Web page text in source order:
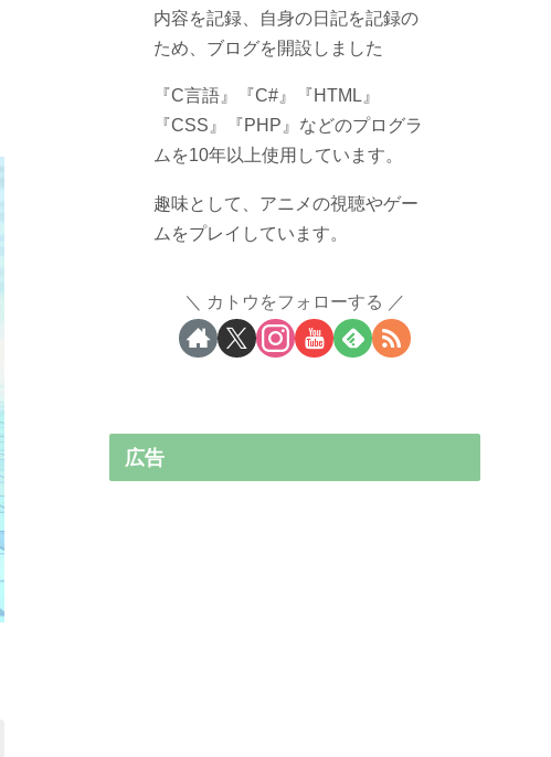
内容を記録、自身の日記を記録の
ため、ブログを開設しました
『C言語』『C#』『HTML』
『CSS』『PHP』などのプログラ
ムを10年以上使用しています。
趣味として、アニメの視聴やゲー
ムをプレイしています。
カトウをフォローする
広告